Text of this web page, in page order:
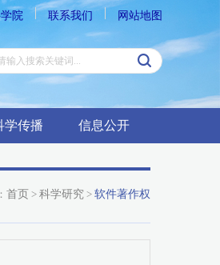
院 联系我们 网站地图
学传播 信息公开
首页 > 科学研究 > 软件著作权